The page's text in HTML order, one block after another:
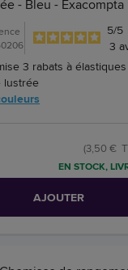
- Bleu - Exacompta
5/5
3
3 rabats à élastiques
lustrée
(3,50 €
EN STOCK,
AJOUTER